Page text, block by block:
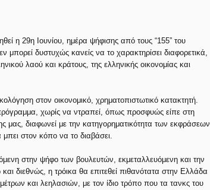
η 29η Ιουνίου, ημέρα ψήφισης από τους “155” του
δυστυχώς κανείς να το χαρακτηρίσει διαφορετικά,
λαού και κράτους, της ελληνικής οικονομίας και
στον οικονομικό, χρηματοπιστωτικό κατακτητή.
χωρίς να ντραπεί, όπως προσφυώς είπε στη
διαφωνεί με την κατηγορηματικότητα των εκφράσεων
στον κόπο να το διαβάσει.
στην ψήφο των βουλευτών, εκμεταλλευόμενη και την
διεθνώς, η τρόικα θα επιτεθεί πιθανότατα στην Ελλάδα
και λεηλασιών, με τον ίδιο τρόπο που τα τανκς του